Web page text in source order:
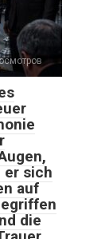
er sich
auf
die